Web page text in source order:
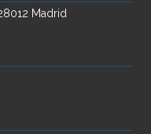
Madrid